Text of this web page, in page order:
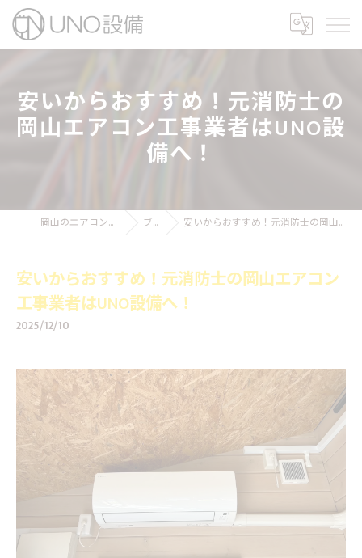
安いからおすすめ！元消防士の
岡山エアコン工事業者はUNO設
備へ！
岡山のエアコン工事ならUNO設備 ブログ 安いからおすすめ！元消防士の岡山エアコン工事業者はUNO設備へ！
安いからおすすめ！元消防士の岡山エアコン
工事業者はUNO設備へ！
2025/12/10